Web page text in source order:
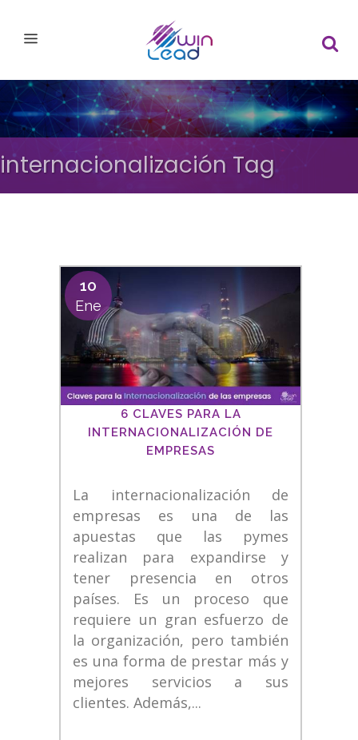
internacionalización Tag
10
Ene
6 CLAVES PARA LA
INTERNACIONALIZACIÓN DE
EMPRESAS
La internacionalización de
empresas es una de las
apuestas que las pymes
realizan para expandirse y
tener presencia en otros
países. Es un proceso que
requiere un gran esfuerzo de
la organización, pero también
es una forma de prestar más y
mejores servicios a sus
clientes. Además,...